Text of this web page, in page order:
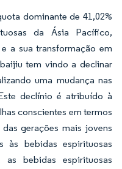
dominante de 41,02%
da Ásia Pacífico,
a sua transformação em
tem vindo a declinar
uma mudança nas
declínio é atribuído à
conscientes em termos
gerações mais jovens
às bebidas espirituosas
bebidas espirituosas